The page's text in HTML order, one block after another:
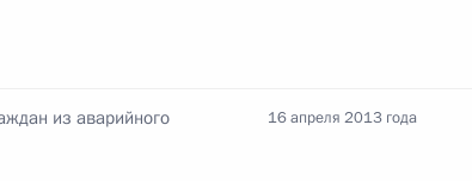
из аварийного
16 апреля 2013 года